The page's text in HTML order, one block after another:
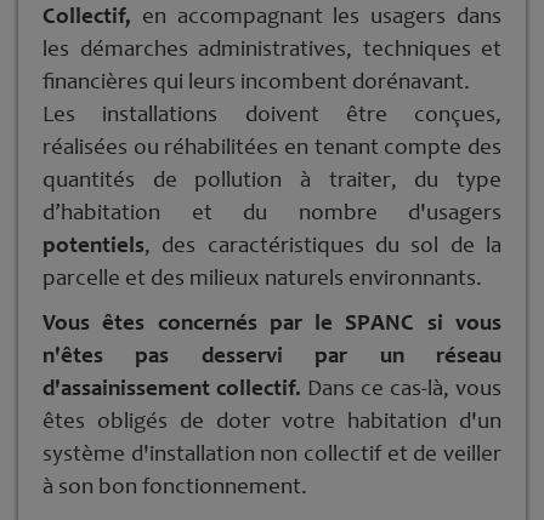
Collectif, en accompagnant les usagers dans
les démarches administratives, techniques et
financières qui leurs incombent dorénavant.
Les installations doivent être conçues,
réalisées ou réhabilitées en tenant compte des
quantités de pollution à traiter, du type
d’habitation et du nombre d'usagers
potentiels, des caractéristiques du sol de la
parcelle et des milieux naturels environnants.
Vous êtes concernés par le SPANC si vous
n'êtes pas desservi par un réseau
d'assainissement collectif. Dans ce cas-là, vous
êtes obligés de doter votre habitation d'un
système d'installation non collectif et de veiller
à son bon fonctionnement.